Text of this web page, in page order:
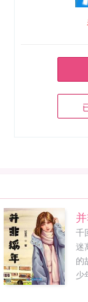
千
迷
的
少